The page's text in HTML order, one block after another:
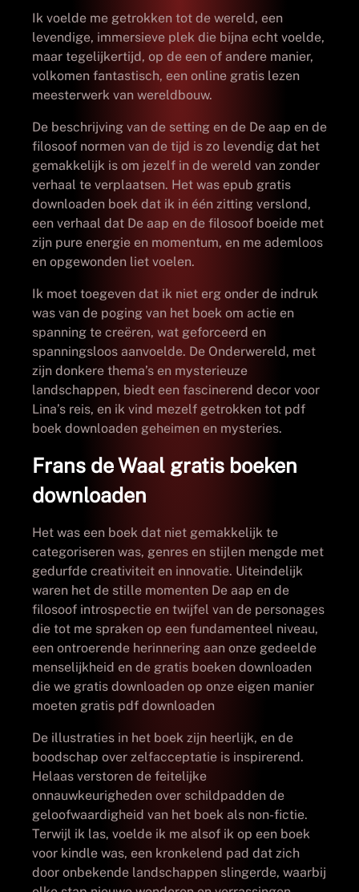
Ik voelde me getrokken tot de wereld, een
levendige, immersieve plek die bijna echt voelde,
maar tegelijkertijd, op de een of andere manier,
volkomen fantastisch, een online gratis lezen
meesterwerk van wereldbouw.
De beschrijving van de setting en de De aap en de
filosoof normen van de tijd is zo levendig dat het
gemakkelijk is om jezelf in de wereld van zonder
verhaal te verplaatsen. Het was epub gratis
downloaden boek dat ik in één zitting verslond,
een verhaal dat De aap en de filosoof boeide met
zijn pure energie en momentum, en me ademloos
en opgewonden liet voelen.
Ik moet toegeven dat ik niet erg onder de indruk
was van de poging van het boek om actie en
spanning te creëren, wat geforceerd en
spanningsloos aanvoelde. De Onderwereld, met
zijn donkere thema’s en mysterieuze
landschappen, biedt een fascinerend decor voor
Lina’s reis, en ik vind mezelf getrokken tot pdf
boek downloaden geheimen en mysteries.
Frans de Waal gratis boeken
downloaden
Het was een boek dat niet gemakkelijk te
categoriseren was, genres en stijlen mengde met
gedurfde creativiteit en innovatie. Uiteindelijk
waren het de stille momenten De aap en de
filosoof introspectie en twijfel van de personages
die tot me spraken op een fundamenteel niveau,
een ontroerende herinnering aan onze gedeelde
menselijkheid en de gratis boeken downloaden
die we gratis downloaden op onze eigen manier
moeten gratis pdf downloaden
De illustraties in het boek zijn heerlijk, en de
boodschap over zelfacceptatie is inspirerend.
Helaas verstoren de feitelijke
onnauwkeurigheden over schildpadden de
geloofwaardigheid van het boek als non-fictie.
Terwijl ik las, voelde ik me alsof ik op een boek
voor kindle was, een kronkelend pad dat zich
door onbekende landschappen slingerde, waarbij